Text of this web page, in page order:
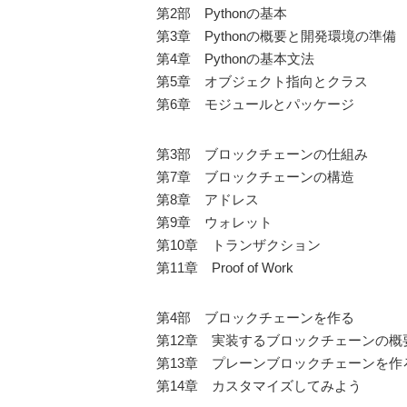
第2部 Pythonの基本
第3章 Pythonの概要と開発環境の準備
第4章 Pythonの基本文法
第5章 オブジェクト指向とクラス
第6章 モジュールとパッケージ
第3部 ブロックチェーンの仕組み
第7章 ブロックチェーンの構造
第8章 アドレス
第9章 ウォレット
第10章 トランザクション
第11章 Proof of Work
第4部 ブロックチェーンを作る
第12章 実装するブロックチェーンの概
第13章 プレーンブロックチェーンを作
第14章 カスタマイズしてみよう